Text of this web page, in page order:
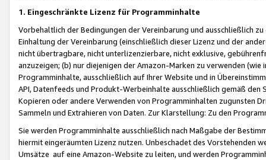
1. Eingeschränkte Lizenz für Programminhalte
Vorbehaltlich der Bedingungen der Vereinbarung und ausschließlich
Einhaltung der Vereinbarung (einschließlich dieser Lizenz und der
nicht übertragbare, nicht unterlizenzierbare, nicht exklusive,
anzuzeigen; (b) nur diejenigen der Amazon-Marken zu verwenden
Programminhalte, ausschließlich auf Ihrer Website und in
API, Datenfeeds und Produkt-Werbeinhalte ausschließlich gemäß
Kopieren oder andere Verwenden von Programminhalten zugunsten
Sammeln und Extrahieren von Daten. Zur Klarstellung: Zu den
Sie werden Programminhalte ausschließlich nach Maßgabe der
hiermit eingeräumten Lizenz nutzen. Unbeschadet des Vorstehenden
Umsätze auf eine Amazon-Website zu leiten, und werden